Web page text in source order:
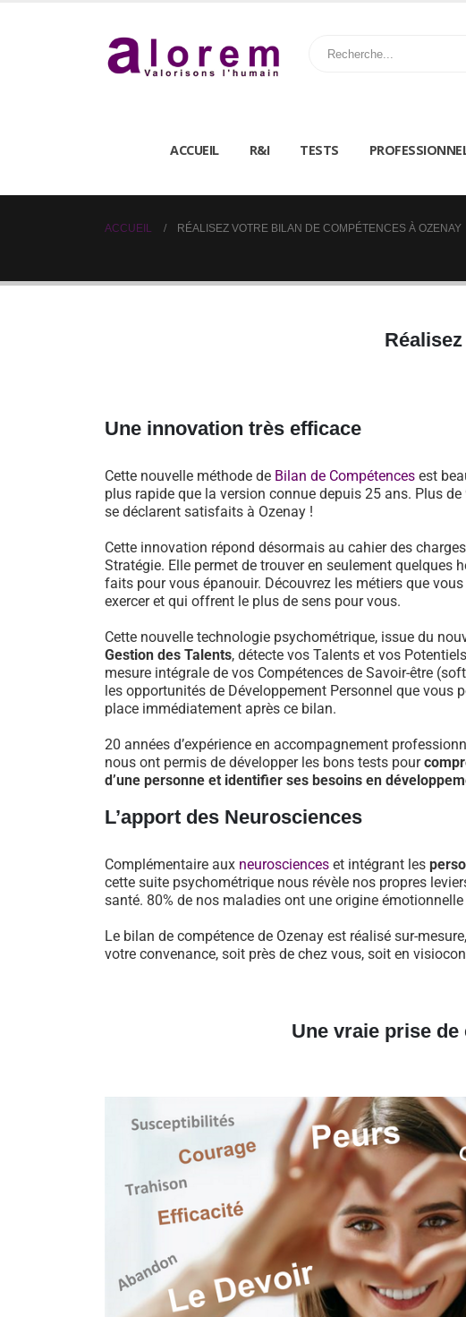
ACCUEIL R&I TESTS
ACCUEIL RÉALISEZ VOTRE BILAN DE COMPÉTENCES À OZENAY
Une innovation très efficace
Cette nouvelle méthode de Bilan de Compétences est
plus rapide que la version connue depuis 25 ans. Plus de
se déclarent satisfaits à Ozenay !
Cette innovation répond désormais au cahier des
Stratégie. Elle permet de trouver en seulement quelques
faits pour vous épanouir. Découvrez les métiers que
exercer et qui offrent le plus de sens pour vous.
Cette nouvelle technologie psychométrique, issue du
Gestion des Talents, détecte vos Talents et vos
mesure intégrale de vos Compétences de Savoir-être
les opportunités de Développement Personnel que vous
place immédiatement après ce bilan.
20 années d’expérience en accompagnement
nous ont permis de développer les bons tests pour
d’une personne et identifier ses besoins en
L’apport des Neurosciences
Complémentaire aux neurosciences et intégrant les
cette suite psychométrique nous révèle nos propres
santé. 80% de nos maladies ont une origine
Le bilan de compétence de Ozenay est réalisé sur-
votre convenance, soit près de chez vous, soit en
Une vraie prise